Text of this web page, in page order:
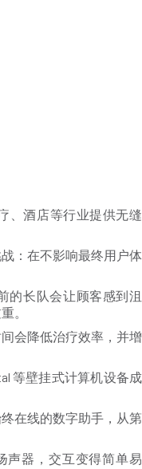
、酒店等行业提供无缝
：在不影响最终用户体
的长队会让顾客感到沮
。
会降低治疗效率，并增
等壁挂式计算机设备成
在线的数字助手，从第
声器，交互变得简单易